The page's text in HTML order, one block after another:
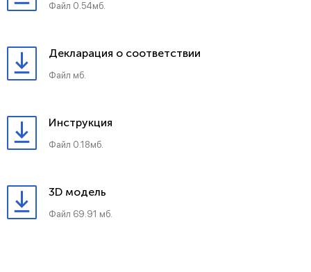
Файл 0.54мб.
Декларация о соответствии
Файл мб.
Инструкция
Файл 0.18мб.
3D модель
Файл 69.91 мб.